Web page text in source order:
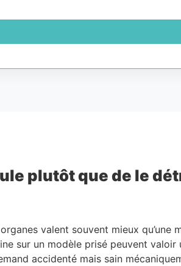
plutôt que de le
valent souvent mieux qu’une
sur un modèle prisé peuvent valoir
accidenté mais sain